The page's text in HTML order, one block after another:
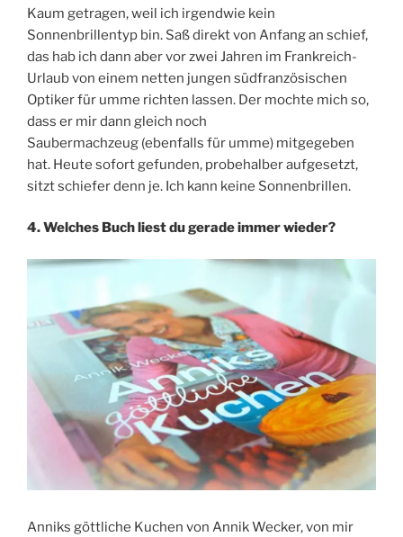
Kaum getragen, weil ich irgendwie kein
Sonnenbrillentyp bin. Saß direkt von Anfang an schief,
das hab ich dann aber vor zwei Jahren im Frankreich-
Urlaub von einem netten jungen südfranzösischen
Optiker für umme richten lassen. Der mochte mich so,
dass er mir dann gleich noch
Saubermachzeug (ebenfalls für umme) mitgegeben
hat. Heute sofort gefunden, probehalber aufgesetzt,
sitzt schiefer denn je. Ich kann keine Sonnenbrillen.
4. Welches Buch liest du gerade immer wieder?
Anniks göttliche Kuchen von Annik Wecker, von mir